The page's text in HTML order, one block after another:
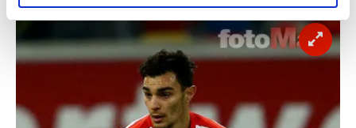
elimizden gelen çabayı gösterdiğimizi ve bu noktada,
reklamların maliyetlerimizi karşılamak noktasında tek gelir
kalemimiz olduğunu sizlere hatırlatmak isteriz.
Her halükârda, kullanıcılar, bu çerezlere izin vermedikleri
takdirde, kullanıcılara hedefli reklamlar
gösterilmeyecektir."